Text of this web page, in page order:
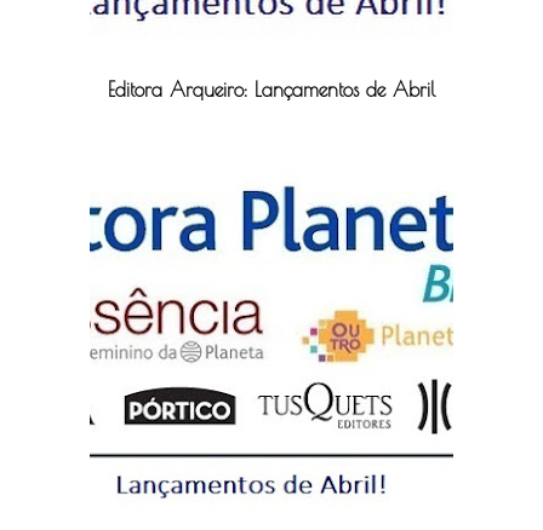
Editora Arqueiro: Lançamentos de Abril